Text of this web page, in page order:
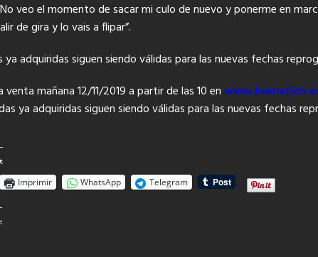
veo el momento de sacar mi culo de nuevo y ponerme en
de gira y lo vais a flipar”.
ya adquiridas siguen siendo válidas para las nuevas fechas
venta mañana 12/11/2019 a partir de las 10 en
ya adquiridas siguen siendo válidas para las nuevas fechas
Imprimir WhatsApp Telegram